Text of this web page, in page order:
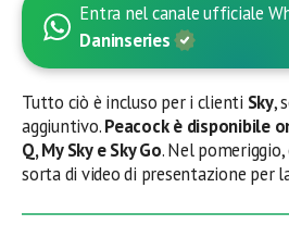
Entra nel canale ufficiale
Daninseries
Tutto ciò è incluso per i clienti Sky,
aggiuntivo.Peacock è disponibile
Q, My Sky e Sky Go. Nel
sorta di video di presentazione per